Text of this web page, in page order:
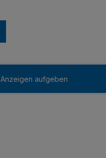
Anzeigen aufgeben